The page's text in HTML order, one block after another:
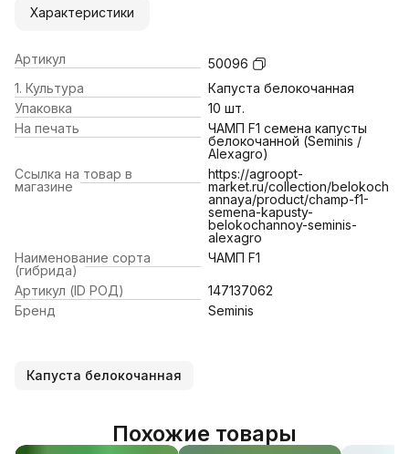
Характеристики
Артикул
50096
1. Культура
Капуста белокочанная
Упаковка
10 шт.
На печать
ЧАМП F1 семена капусты
белокочанной (Seminis /
Alexagro)
Ссылка на товар в
магазине
https://agroopt-
market.ru/collection/belokoch
annaya/product/champ-f1-
semena-kapusty-
belokochannoy-seminis-
alexagro
Наименование сорта
(гибрида)
ЧАМП F1
Артикул (ID РОД)
147137062
Бренд
Seminis
Капуста белокочанная
Похожие товары